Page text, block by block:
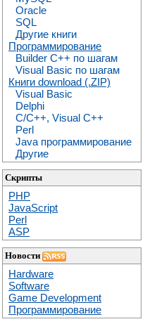
Oracle
SQL
Другие книги
Программирование
Builder C++ по шагам
Visual Basic по шагам
Книги download (.ZIP)
Visual Basic
Delphi
C/C++, Visual C++
Perl
Java программирование
Другие
Скрипты
PHP
JavaScript
Perl
ASP
Новости
Hardware
Software
Game Development
Программирование